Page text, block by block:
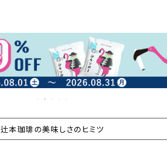
辻本珈琲の美味しさのヒミツ